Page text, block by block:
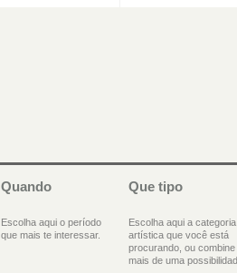
Quando
Escolha aqui o período
que mais te interessar.
Que tipo
Escolha aqui a categoria
artística que você está
procurando, ou combine
mais de uma